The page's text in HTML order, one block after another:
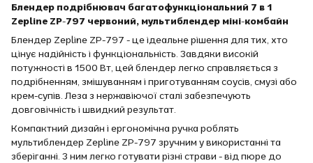
Блендер подрібнювач багатофункціональний 7 в 1
Zepline ZP-797 червоний, мультиблендер міні-комбайн
Блендер Zepline ZP-797 - це ідеальне рішення для тих, хто
цінує надійність і функціональність. Завдяки високій
потужності в 1500 Вт, цей блендер легко справляється з
подрібненням, змішуванням і приготуванням соусів, смузі або
крем-супів. Леза з нержавіючої сталі забезпечують
довговічність і швидкий результат.
Компактний дизайн і ергономічна ручка роблять
мультиблендер Zepline ZP-797 зручним у використанні та
зберіганні. З ним легко готувати різні страви - від пюре до